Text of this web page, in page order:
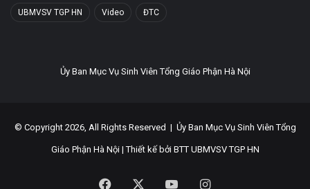
UBMVSV TGP HN Video ĐTC
Ủy Ban Mục Vụ Sinh Viên Tổng Giáo Phận Hà Nội
© Copyright 2026, All Rights Reserved | Ủy Ban Mục Vụ Sinh Viên Tổng
Giáo Phận Hà Nội| Thiết kế bởi BTT UBMVSV TGP HN
Facebook YouTubeInstagram